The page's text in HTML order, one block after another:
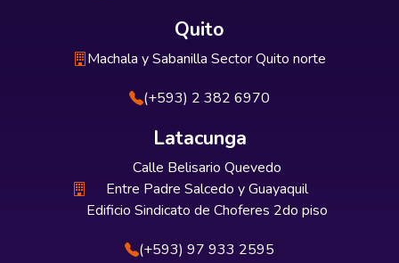
Quito
Machala y Sabanilla Sector Quito norte
(+593) 2 382 6970
Latacunga
Calle Belisario Quevedo
Entre Padre Salcedo y Guayaquil
Edificio Sindicato de Choferes 2do piso
(+593) 97 933 2595